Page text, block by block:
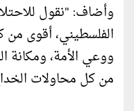
وأضاف: "نقول
الفلسطيني، أقوى
ووعي الأمة،
من كل محاولات